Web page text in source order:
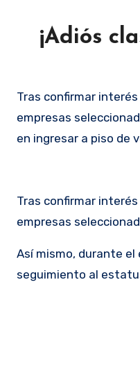
¡Adiós
Tras confirmar
empresas
en ingresar a piso de
Tras confirmar
empresas
Así mismo, durante
seguimiento al